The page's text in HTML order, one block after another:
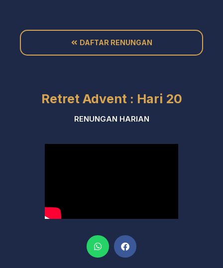
DAFTAR RENUNGAN
Retret Advent : Hari 20
RENUNGAN HARIAN